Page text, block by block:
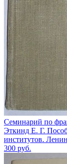
Семинарий по
Эткинд Е. Г.
институтов.
300 руб.